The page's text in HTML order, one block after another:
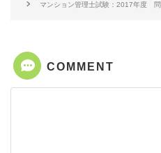
マンション管理士試験：2017年度
COMMENT